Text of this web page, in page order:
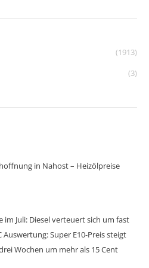
(1913)
(3)
in Nahost – Heizölpreise
im Juli: Diesel verteuert sich um fast
Auswertung: Super E10-Preis steigt
Wochen um mehr als 15 Cent